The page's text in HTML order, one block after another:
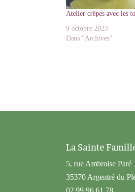
Atelier crêpes avec les
9 octobre 2023
Dans "Archives"
La Sainte
5, rue Ambroise Paré
35370 Argentré du
02 99 96 61 78